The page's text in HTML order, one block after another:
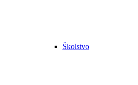
Školstvo